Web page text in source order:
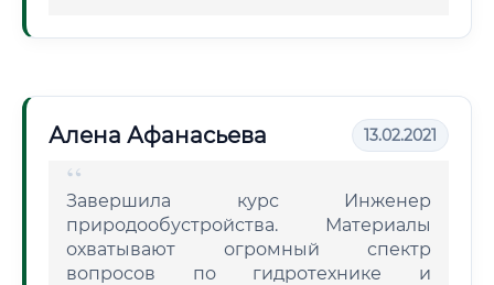
Алена Афанасьева 13.02.2021
Завершила курс Инженер
природообустройства. Материалы
охватывают огромный спектр
вопросов по гидротехнике и